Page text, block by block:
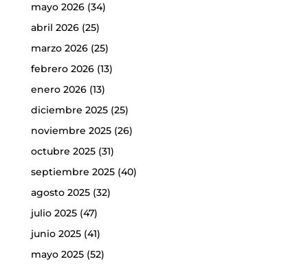
mayo 2026(34)
abril 2026(25)
marzo 2026(25)
febrero 2026(13)
enero 2026(13)
diciembre 2025(25)
noviembre 2025(26)
octubre 2025(31)
septiembre 2025(40)
agosto 2025(32)
julio 2025(47)
junio 2025(41)
mayo 2025(52)